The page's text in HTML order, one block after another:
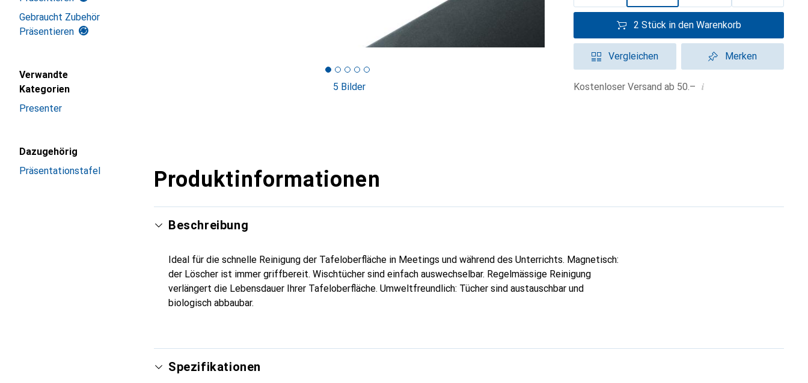
Gebraucht Zubehör
Präsentieren
Verwandte
Kategorien
Presenter
Dazugehörig
Präsentationstafel
5 Bilder
2 Stück in den Warenkorb
Vergleichen Merken
Kostenloser Versand ab 50.– i
Produktinformationen
Beschreibung
Ideal für die schnelle Reinigung der Tafeloberfläche in Meetings und während des Unterrichts. Magnetisch:
der Löscher ist immer griffbereit. Wischtücher sind einfach auswechselbar. Regelmässige Reinigung
verlängert die Lebensdauer Ihrer Tafeloberfläche. Umweltfreundlich: Tücher sind austauschbar und
biologisch abbaubar.
Spezifikationen